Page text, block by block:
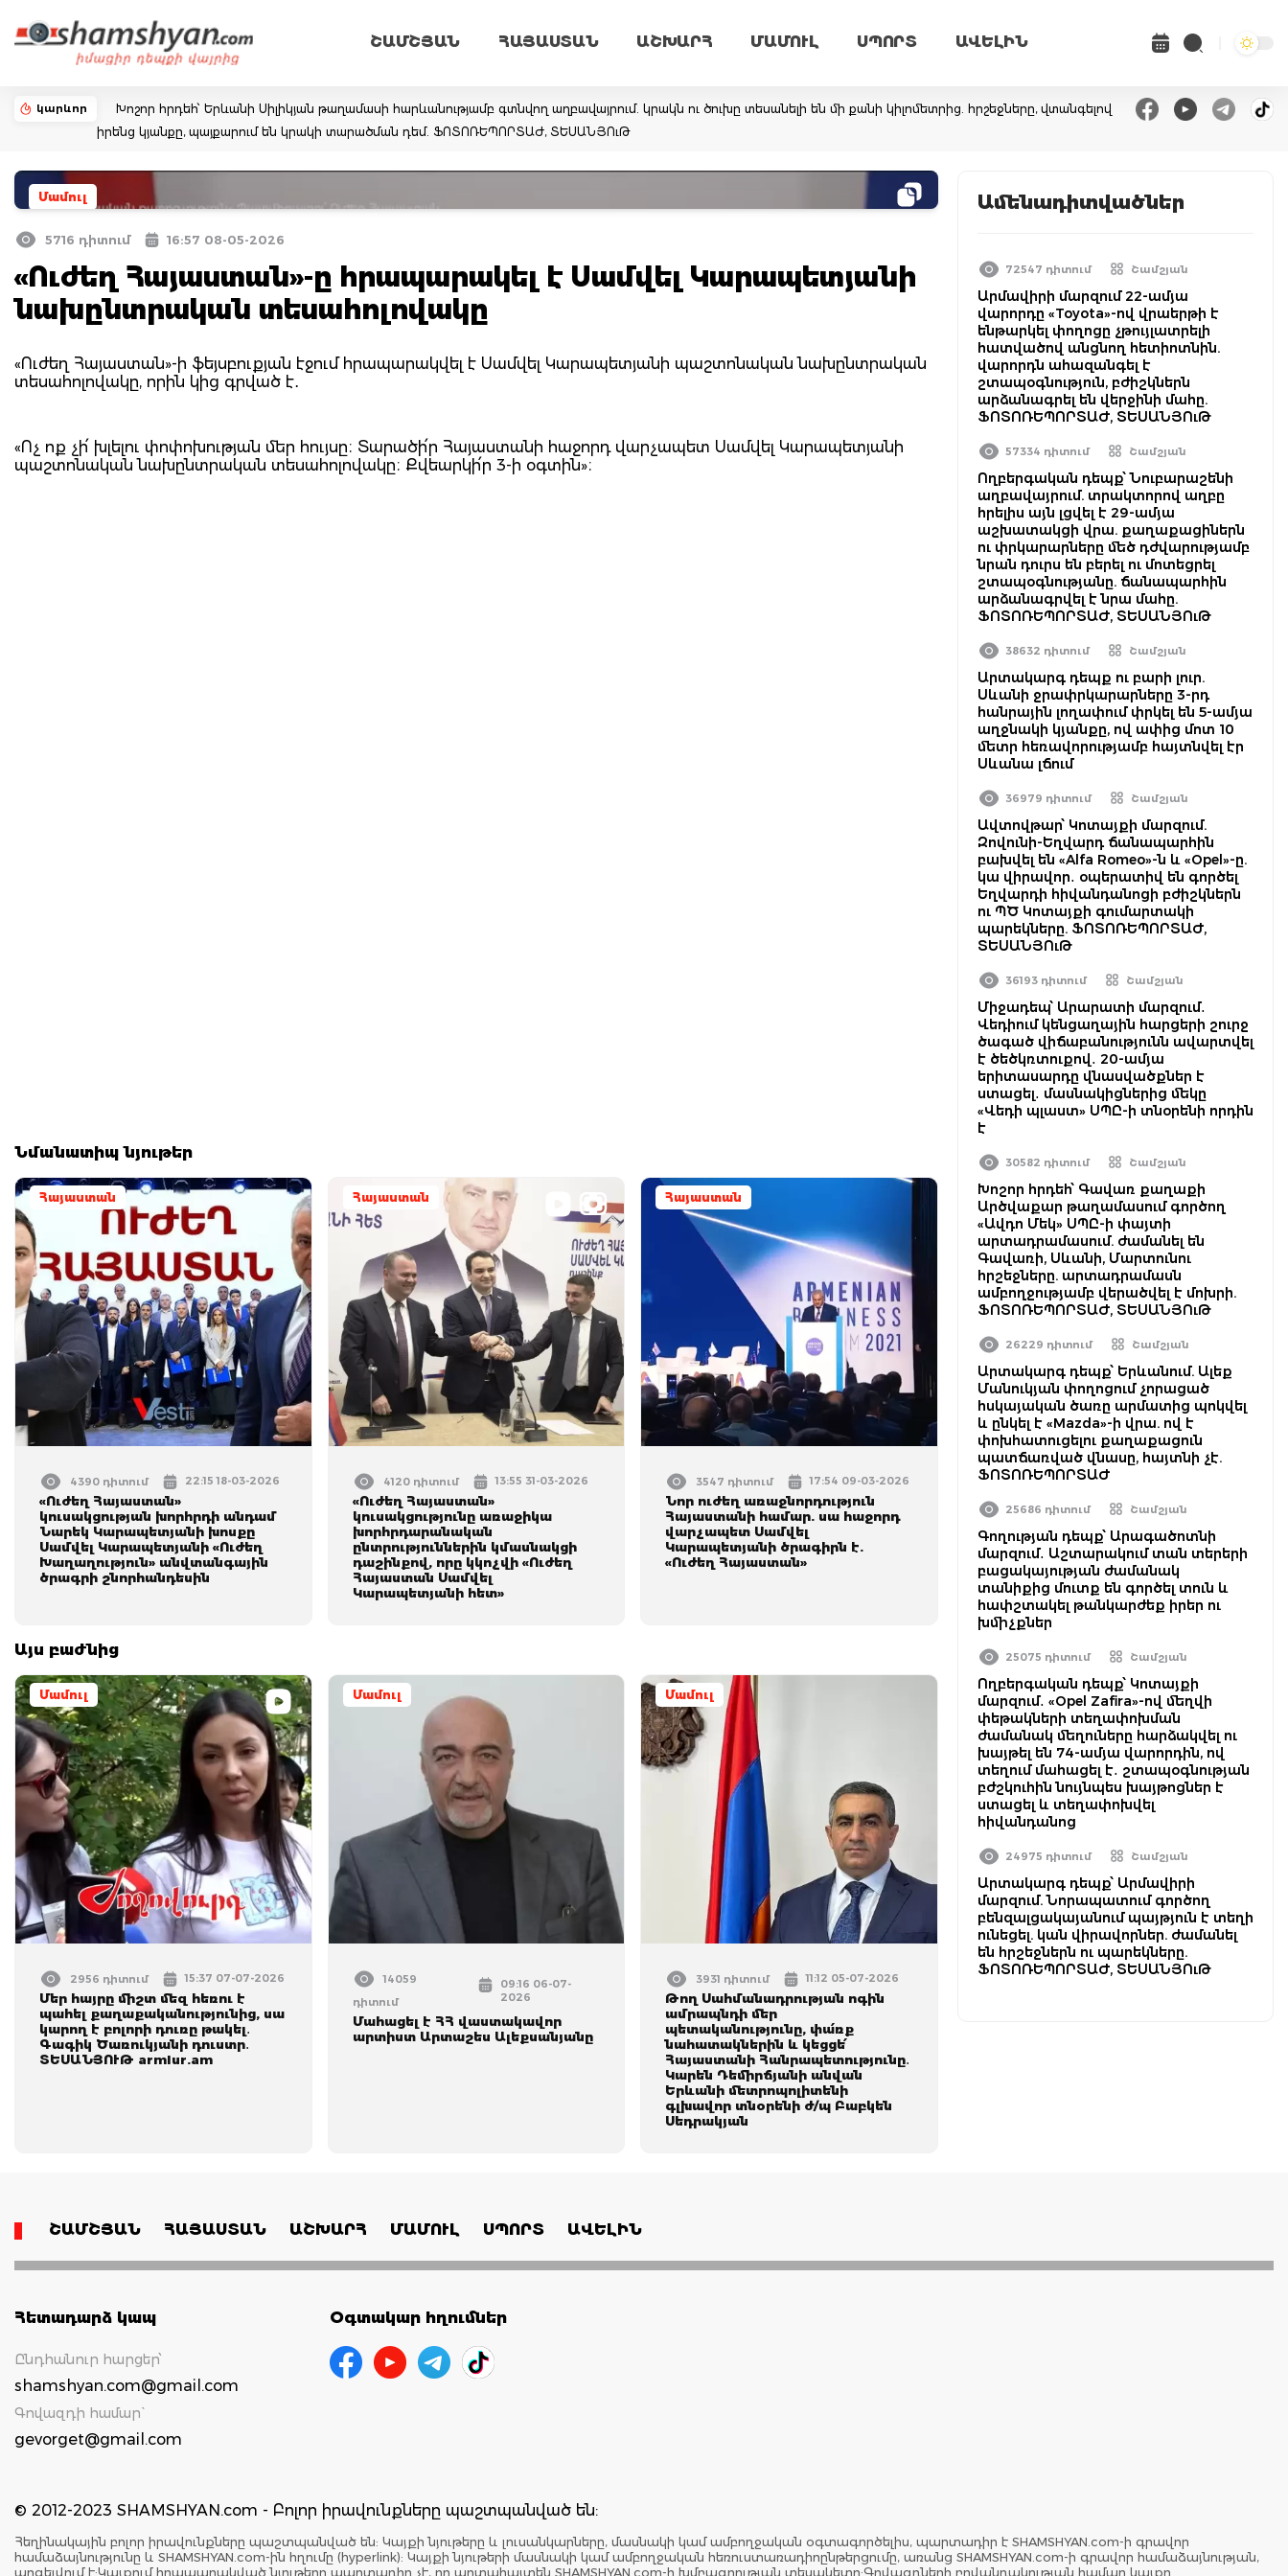
ՇԱՄՇՅԱՆ ՀԱՅԱՍՏԱՆ ԱՇԽԱՐՀ ՄԱՄՈՒԼ ՍՊՈՐՏ ԱՎԵԼԻՆ
կարևոր
Խոշոր հրդեհ՝ Երևանի Սիլիկյան թաղամասի հարևանությամբ գտնվող աղբավայրում. կրակն ու ծուխը տեսանելի են մի քանի կիլոմետրից. հրշեջները, վտանգելով
իրենց կյանքը, պայքարում են կրակի տարածման դեմ. ՖՈՏՈՌԵՊՈՐՏԱԺ, ՏԵՍԱՆՅՈւԹ
Մամուլ
5716 դիտում 16:57 08-05-2026
«Ուժեղ Հայաստան»-ը հրապարակել է Սամվել Կարապետյանի
նախընտրական տեսահոլովակը
«Ուժեղ Հայաստան»-ի ֆեյսբուքյան էջում հրապարակվել է Սամվել Կարապետյանի պաշտոնական նախընտրական
տեսահոլովակը, որին կից գրված է․
«Ոչ ոք չի՛ խլելու փոփոխության մեր հույսը։ Տարածի՛ր Հայաստանի հաջորդ վարչապետ Սամվել Կարապետյանի
պաշտոնական նախընտրական տեսահոլովակը։ Քվեարկի՛ր 3-ի օգտին»։
Նմանատիպ նյութեր
Հայաստան
4390 դիտում 22:15 18-03-2026
«Ուժեղ Հայաստան»
կուսակցության խորհրդի անդամ
Նարեկ Կարապետյանի խոսքը
Սամվել Կարապետյանի «Ուժեղ
Խաղաղություն» անվտանգային
ծրագրի շնորհանդեսին
Հայաստան
4120 դիտում 13:55 31-03-2026
«Ուժեղ Հայաստան»
կուսակցությունը առաջիկա
խորհրդարանական
ընտրություններին կմասնակցի
դաշինքով, որը կկոչվի «Ուժեղ
Հայաստան Սամվել
Կարապետյանի հետ»
Հայաստան
3547 դիտում 17:54 09-03-2026
Նոր ուժեղ առաջնորդություն
Հայաստանի համար. սա հաջորդ
վարչապետ Սամվել
Կարապետյանի ծրագիրն է.
«Ուժեղ Հայաստան»
Այս բաժնից
Մամուլ
2956 դիտում 15:37 07-07-2026
Մեր հայրը միշտ մեզ հեռու է
պահել քաղաքականությունից, սա
կարող է բոլորի դուռը թակել․
Գագիկ Ծառուկյանի դուստր․
ՏԵՍԱՆՅՈՒԹ armlur.am
Մամուլ
14059
դիտում
09:16 06-07-
2026
Մահացել է ՀՀ վաստակավոր
արտիստ Արտաշես Ալեքսանյանը
Մամուլ
3931 դիտում 11:12 05-07-2026
Թող Սահմանադրության ոգին
ամրապնդի մեր
պետականությունը, փա՛ռք
նահատակներին և կեցցե՛
Հայաստանի Հանրապետությունը․
Կարեն Դեմիրճյանի անվան
Երևանի մետրոպոլիտենի
գլխավոր տնօրենի ժ/պ Բաբկեն
Սեդրակյան
Ամենադիտվածներ
72547 դիտում Շամշյան
Արմավիրի մարզում 22-ամյա
վարորդը «Toyota»-ով վրաերթի է
ենթարկել փողոցը չթույլատրելի
հատվածով անցնող հետիոտնին.
վարորդն ահազանգել է
շտապօգնություն, բժիշկներն
արձանագրել են վերջինի մահը.
ՖՈՏՈՌԵՊՈՐՏԱԺ, ՏԵՍԱՆՅՈւԹ
57334 դիտում Շամշյան
Ողբերգական դեպք՝ Նուբարաշենի
աղբավայրում. տրակտորով աղբը
հրելիս այն լցվել է 29-ամյա
աշխատակցի վրա. քաղաքացիներն
ու փրկարարները մեծ դժվարությամբ
նրան դուրս են բերել ու մոտեցրել
շտապօգնությանը. ճանապարհին
արձանագրվել է նրա մահը.
ՖՈՏՈՌԵՊՈՐՏԱԺ, ՏԵՍԱՆՅՈւԹ
38632 դիտում Շամշյան
Արտակարգ դեպք ու բարի լուր.
Սևանի ջրափրկարարները 3-րդ
հանրային լողափում փրկել են 5-ամյա
աղջնակի կյանքը, ով ափից մոտ 10
մետր հեռավորությամբ հայտնվել էր
Սևանա լճում
36979 դիտում Շամշյան
Ավտովթար՝ Կոտայքի մարզում.
Զովունի-Եղվարդ ճանապարհին
բախվել են «Alfa Romeo»-ն և «Opel»-ը.
կա վիրավոր․ օպերատիվ են գործել
Եղվարդի հիվանդանոցի բժիշկներն
ու ՊԾ Կոտայքի գումարտակի
պարեկները. ՖՈՏՈՌԵՊՈՐՏԱԺ,
ՏԵՍԱՆՅՈւԹ
36193 դիտում Շամշյան
Միջադեպ՝ Արարատի մարզում․
Վեդիում կենցաղային հարցերի շուրջ
ծագած վիճաբանությունն ավարտվել
է ծեծկռտուքով․ 20-ամյա
երիտասարդը վնասվածքներ է
ստացել․ մասնակիցներից մեկը
«Վեդի պլաստ» ՍՊԸ-ի տնօրենի որդին
է
30582 դիտում Շամշյան
Խոշոր հրդեհ՝ Գավառ քաղաքի
Արծվաքար թաղամասում գործող
«Ավդո Մեկ» ՍՊԸ-ի փայտի
արտադրամասում. ժամանել են
Գավառի, Սևանի, Մարտունու
հրշեջները. արտադրամասն
ամբողջությամբ վերածվել է մոխրի.
ՖՈՏՈՌԵՊՈՐՏԱԺ, ՏԵՍԱՆՅՈւԹ
26229 դիտում Շամշյան
Արտակարգ դեպք՝ Երևանում. Ալեք
Մանուկյան փողոցում չորացած
հսկայական ծառը արմատից պոկվել
և ընկել է «Mazda»-ի վրա. ով է
փոխհատուցելու քաղաքացուն
պատճառված վնասը, հայտնի չէ.
ՖՈՏՈՌԵՊՈՐՏԱԺ
25686 դիտում Շամշյան
Գողության դեպք՝ Արագածոտնի
մարզում․ Աշտարակում տան տերերի
բացակայության ժամանակ
տանիքից մուտք են գործել տուն և
հափշտակել թանկարժեք իրեր ու
խմիչքներ
25075 դիտում Շամշյան
Ողբերգական դեպք՝ Կոտայքի
մարզում․ «Opel Zafira»-ով մեղվի
փեթակների տեղափոխման
ժամանակ մեղուները հարձակվել ու
խայթել են 74-ամյա վարորդին, ով
տեղում մահացել է․ շտապօգնության
բժշկուհին նույնպես խայթոցներ է
ստացել և տեղափոխվել
հիվանդանոց
24975 դիտում Շամշյան
Արտակարգ դեպք՝ Արմավիրի
մարզում. Նորապատում գործող
բենզալցակայանում պայթյուն է տեղի
ունեցել. կան վիրավորներ. ժամանել
են հրշեջներն ու պարեկները.
ՖՈՏՈՌԵՊՈՐՏԱԺ, ՏԵՍԱՆՅՈւԹ
ՇԱՄՇՅԱՆ ՀԱՅԱՍՏԱՆ ԱՇԽԱՐՀ ՄԱՄՈՒԼ ՍՊՈՐՏ ԱՎԵԼԻՆ
Հետադարձ կապ
Ընդհանուր հարցեր՝
shamshyan.com@gmail.com
Գովազդի համար`
gevorget@gmail.com
Օգտակար հղումներ
© 2012-2023 SHAMSHYAN.com - Բոլոր իրավունքները պաշտպանված են:
Հեղինակային բոլոր իրավունքները պաշտպանված են: Կայքի նյութերը և լուսանկարները, մասնակի կամ ամբողջական օգտագործելիս, պարտադիր է SHAMSHYAN.com-ի գրավոր
համաձայնությունը և SHAMSHYAN.com-ին հղումը (hyperlink): Կայքի նյութերի մասնակի կամ ամբողջական հեռուստառադիոընթերցումը, առանց SHAMSHYAN.com-ի գրավոր համաձայնության,
արգելվում է:Կայքում հրապարակված նյութերը պարտադիր չէ, որ արտահայտեն SHAMSHYAN.com-ի խմբագրության տեսակետը:Գովազդների բովանդակության համար կայքը